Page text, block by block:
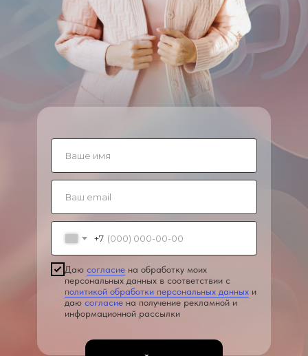
+7
Даю согласие на обработку моих
персональных данных в соответствии с
политикой обработки персональных данных и
даю согласие на получение рекламной и
информационной рассылки